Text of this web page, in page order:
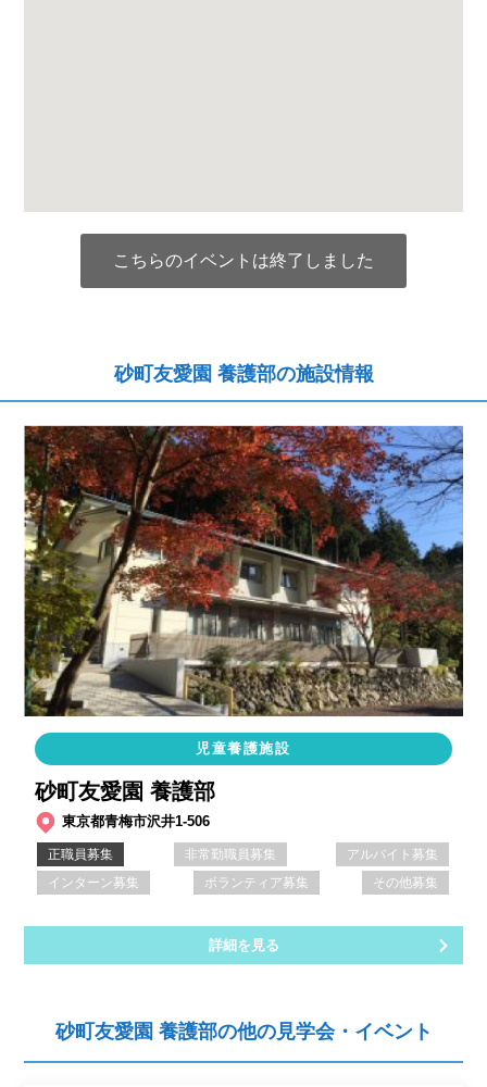
こちらのイベントは終了しました
砂町友愛園 養護部の施設情報
児童養護施設
砂町友愛園 養護部
東京都青梅市沢井1-506
正職員募集 非常勤職員募集
アルバイト募集
インターン募集
ボランティア募集 その他募集
詳細を見る
砂町友愛園 養護部の他の見学会・イベント